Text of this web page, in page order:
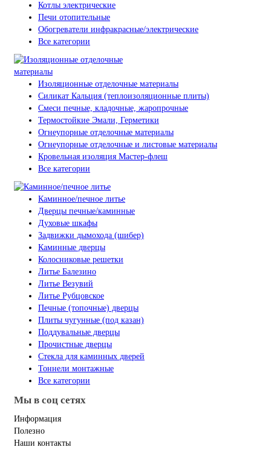
Котлы электрические
Печи отопительные
Обогреватели инфракрасные/электрические
Все категории
Изоляционные отделочные материалы
Силикат Кальция (теплоизоляционные плиты)
Смеси печные, кладочные, жаропрочные
Термостойкие Эмали, Герметики
Огнеупорные отделочные материалы
Огнеупорные отделочные и листовые материалы
Кровельная изоляция Мастер-флеш
Все категории
Каминное/печное литье
Дверцы печные/каминные
Духовые шкафы
Задвижки дымохода (шибер)
Каминные дверцы
Колосниковые решетки
Литье Балезино
Литье Везувий
Литье Рубцовское
Печные (топочные) дверцы
Плиты чугунные (под казан)
Поддувальные дверцы
Прочистные дверцы
Стекла для каминных дверей
Тоннели монтажные
Все категории
Мы в соц сетях
Информация
Полезно
Наши контакты